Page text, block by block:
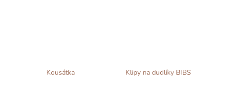
Kousátka Klipy na dudlíky BIBS